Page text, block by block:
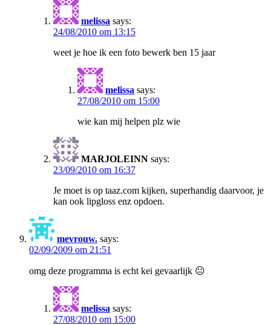
melissa says:
24/08/2010 om 13:15
weet je hoe ik een foto bewerk ben 15 jaar
melissa says:
27/08/2010 om 15:00
wie kan mij helpen plz wie
MARJOLEINN says:
23/09/2010 om 16:37
Je moet is op taaz.com kijken, superhandig daarvoor, je
kan ook lipgloss enz opdoen.
mevrouw. says:
02/09/2009 om 21:51
omg deze programma is echt kei gevaarlijk 😐
melissa says:
27/08/2010 om 15:00